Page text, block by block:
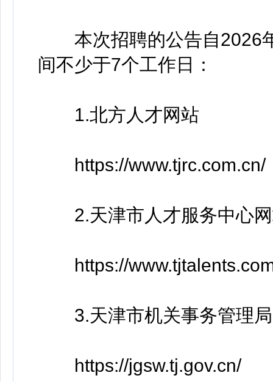
本次招聘的公告自2026
间不少于7个工作日：
1.北方人才网站
https://www.tjrc.com.cn/
2.天津市人才服务中心
https://
3.天津市机关事务管理局
https://jgsw.tj.gov.cn/